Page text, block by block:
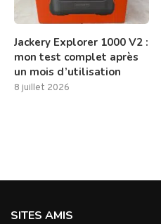
Jackery Explorer 1000 V2 :
mon test complet après
un mois d’utilisation
8 juillet 2026
SITES AMIS